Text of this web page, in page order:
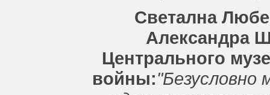
Светална
Александра
Центрального
войны:"Безусловно